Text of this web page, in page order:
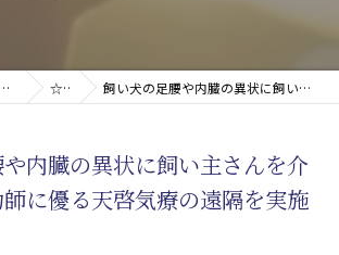
東京の気功は天啓気療院(天啓気功療法治療院) ☆ブログ 飼い犬の足腰や内臓の異状に飼い主さんを介し本物の気功師に優る天啓気療の遠隔を実施
内臓の異状に飼い主さんを介
に優る天啓気療の遠隔を実施